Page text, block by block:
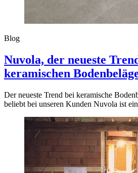
Blog
Nuvola, der neueste
keramischen
Der neueste Trend bei keramische
beliebt bei unseren Kunden Nuvola ist